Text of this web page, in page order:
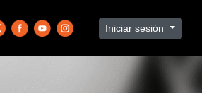
Iniciar sesión